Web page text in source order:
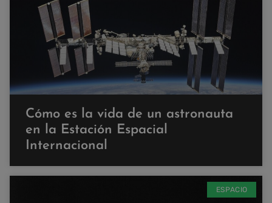
Cómo es la vida de un astronauta
en la Estación Espacial
Internacional
ESPACIO